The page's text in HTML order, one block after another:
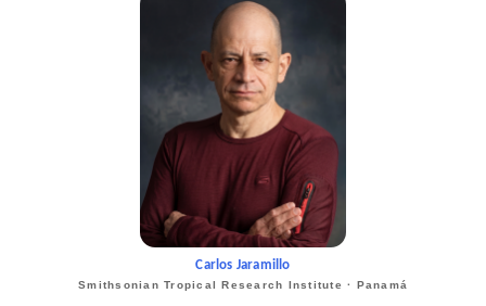
Carlos Jaramillo
Smithsonian Tropical Research Institute · Panamá